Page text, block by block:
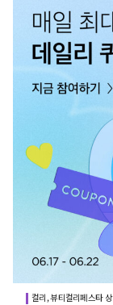
컬리, 뷰티컬리페스타